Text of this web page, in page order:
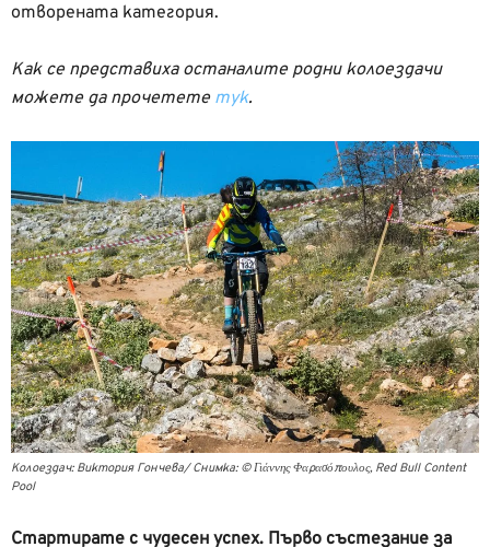
отворената категория.
Как се представиха останалите родни колоездачи
можете да прочетете тук.
Колоездач: Виктория Гончева/ Снимка: © Γιάννης Φαρασόπουλος, Red Bull Content
Pool
Стартирате с чудесен успех. Първо състезание за